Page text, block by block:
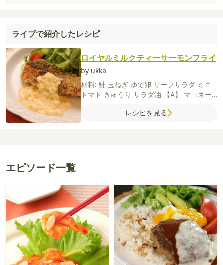
ライブで紹介したレシピ
ロイヤルミルクティーサーモンフライ
by ukka
材料: 鮭 玉ねぎ ゆで卵 リーフサラダ ミニ
トマト きゅうり サラダ油 【A】 マヨネー
ダージリンティー（茶葉）
レシピを見る
エピソード一覧